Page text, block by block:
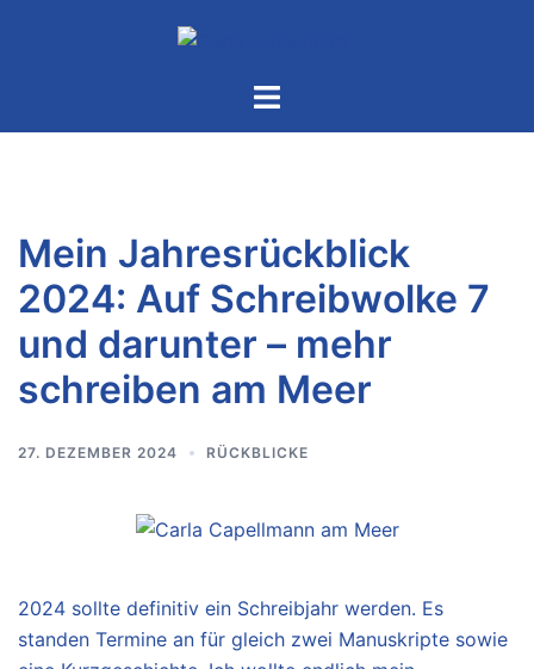
Menü
Mein Jahresrückblick
2024: Auf Schreibwolke 7
und darunter – mehr
schreiben am Meer
27. DEZEMBER 2024 RÜCKBLICKE
2024 sollte definitiv ein Schreibjahr werden. Es
standen Termine an für gleich zwei Manuskripte sowie